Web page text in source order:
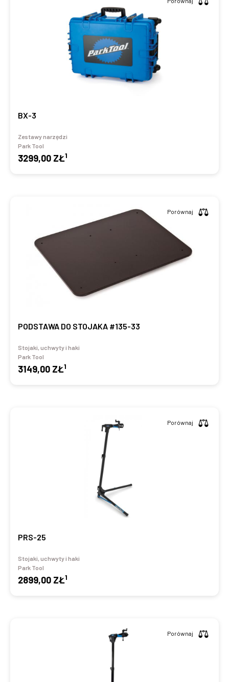
BX-3
Zestawy narzędzi
Park Tool
3299,00 ZŁ1
PODSTAWA DO STOJAKA #135-33
Stojaki, uchwyty i haki
Park Tool
3149,00 ZŁ1
Porównaj
PRS-25
Stojaki, uchwyty i haki
Park Tool
2899,00 ZŁ1
Porównaj
Porównaj